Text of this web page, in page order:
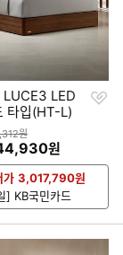
LUCE3 LED
타입(HT-L)
원
액 원
찜
가 3,017,790원
] KB국민카드